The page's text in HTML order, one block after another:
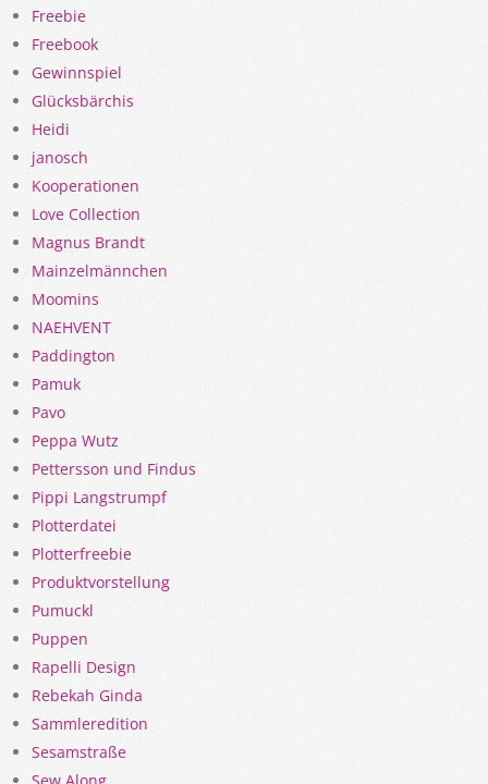
Freebie
Freebook
Gewinnspiel
Glücksbärchis
Heidi
janosch
Kooperationen
Love Collection
Magnus Brandt
Mainzelmännchen
Moomins
NAEHVENT
Paddington
Pamuk
Pavo
Peppa Wutz
Pettersson und Findus
Pippi Langstrumpf
Plotterdatei
Plotterfreebie
Produktvorstellung
Pumuckl
Puppen
Rapelli Design
Rebekah Ginda
Sammleredition
Sesamstraße